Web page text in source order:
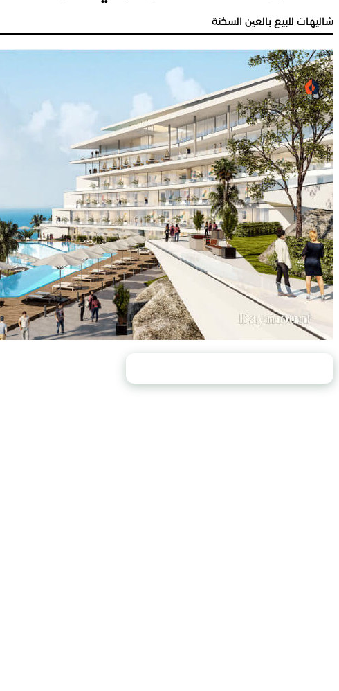
شاليهات للبيع بالعين السخنة